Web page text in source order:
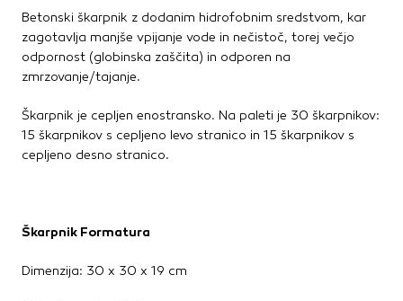
Betonski škarpnik z dodanim hidrofobnim sredstvom, kar
zagotavlja manjše vpijanje vode in nečistoč, torej večjo
odpornost (globinska zaščita) in odporen na
zmrzovanje/tajanje.
Škarpnik je cepljen enostransko. Na paleti je 30 škarpnikov:
15 škarpnikov s cepljeno levo stranico in 15 škarpnikov s
cepljeno desno stranico.
Škarpnik Formatura
Dimenzija: 30 x 30 x 19 cm